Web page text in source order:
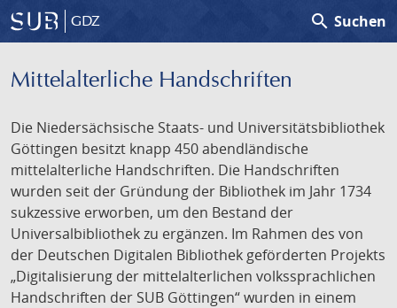
GDZ search Suchen
Mittelalterliche Handschriften
Die Niedersächsische Staats- und Universitätsbibliothek
Göttingen besitzt knapp 450 abendländische
mittelalterliche Handschriften. Die Handschriften
wurden seit der Gründung der Bibliothek im Jahr 1734
sukzessive erworben, um den Bestand der
Universalbibliothek zu ergänzen. Im Rahmen des von
der Deutschen Digitalen Bibliothek geförderten Projekts
„Digitalisierung der mittelalterlichen volkssprachlichen
Handschriften der SUB Göttingen“ wurden in einem